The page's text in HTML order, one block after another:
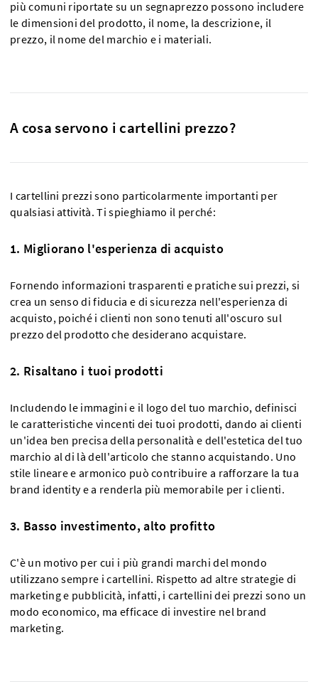
più comuni riportate su un segnaprezzo possono includere
le dimensioni del prodotto, il nome, la descrizione, il
prezzo, il nome del marchio e i materiali.
A cosa servono i cartellini prezzo?
I cartellini prezzi sono particolarmente importanti per
qualsiasi attività. Ti spieghiamo il perché:
1. Migliorano l'esperienza di acquisto
Fornendo informazioni trasparenti e pratiche sui prezzi, si
crea un senso di fiducia e di sicurezza nell'esperienza di
acquisto, poiché i clienti non sono tenuti all'oscuro sul
prezzo del prodotto che desiderano acquistare.
2. Risaltano i tuoi prodotti
Includendo le immagini e il logo del tuo marchio, definisci
le caratteristiche vincenti dei tuoi prodotti, dando ai clienti
un'idea ben precisa della personalità e dell'estetica del tuo
marchio al di là dell'articolo che stanno acquistando. Uno
stile lineare e armonico può contribuire a rafforzare la tua
brand identity e a renderla più memorabile per i clienti.
3. Basso investimento, alto profitto
C'è un motivo per cui i più grandi marchi del mondo
utilizzano sempre i cartellini. Rispetto ad altre strategie di
marketing e pubblicità, infatti, i cartellini dei prezzi sono un
modo economico, ma efficace di investire nel brand
marketing.